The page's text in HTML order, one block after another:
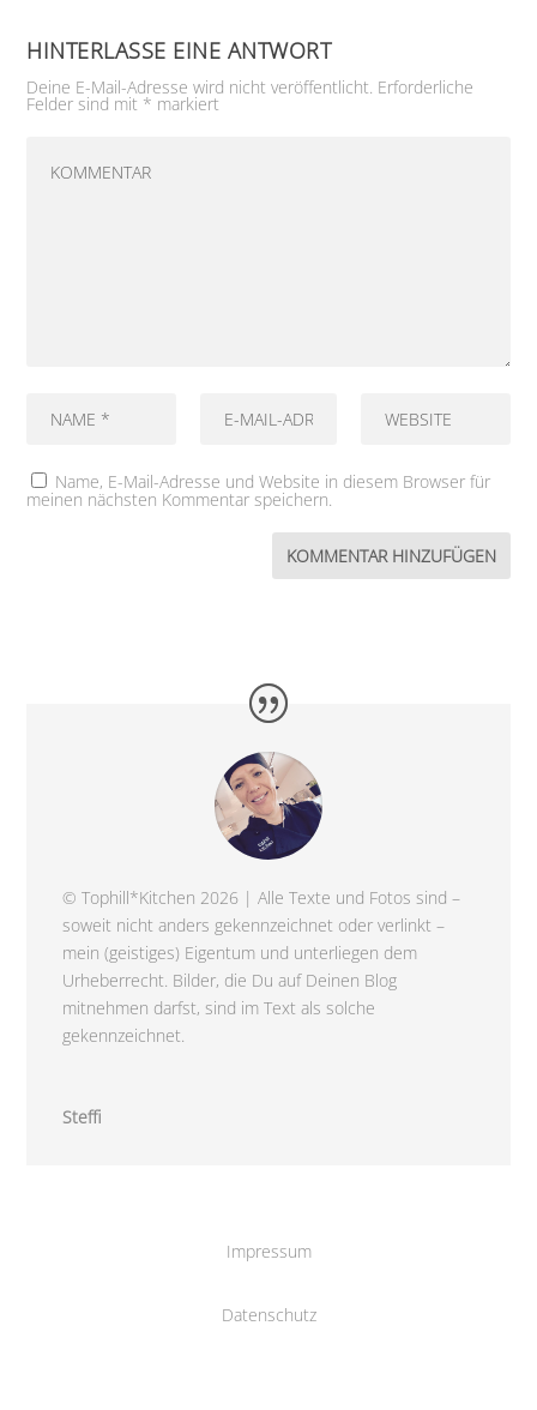
HINTERLASSE EINE ANTWORT
Deine E-Mail-Adresse wird nicht veröffentlicht. Erforderliche
Felder sind mit * markiert
Name, E-Mail-Adresse und Website in diesem Browser für
meinen nächsten Kommentar speichern.
© Tophill*Kitchen 2026 | Alle Texte und Fotos sind –
soweit nicht anders gekennzeichnet oder verlinkt –
mein (geistiges) Eigentum und unterliegen dem
Urheberrecht. Bilder, die Du auf Deinen Blog
mitnehmen darfst, sind im Text als solche
gekennzeichnet.
Steffi
Impressum
Datenschutz